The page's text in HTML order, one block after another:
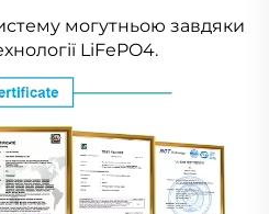
могутньою завдяки
LiFePO4.